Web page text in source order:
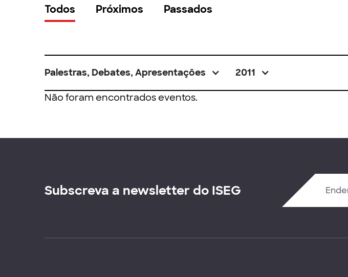
Todos Próximos Passados
Palestras, Debates, Apresentações 2011
Não foram encontrados eventos.
Subscreva a newsletter do ISEG